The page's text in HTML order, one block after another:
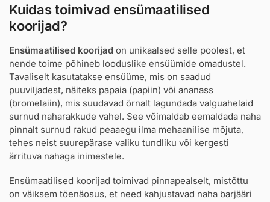
Kuidas toimivad ensümaatilised
koorijad?
Ensümaatilised koorijad on unikaalsed selle poolest, et
nende toime põhineb looduslike ensüümide omadustel.
Tavaliselt kasutatakse ensüüme, mis on saadud
puuviljadest, näiteks papaia (papiin) või ananass
(bromelaiin), mis suudavad õrnalt lagundada valguahelaid
surnud naharakkude vahel. See võimaldab eemaldada naha
pinnalt surnud rakud peaaegu ilma mehaanilise mõjuta,
tehes neist suurepärase valiku tundliku või kergesti
ärrituva nahaga inimestele.
Ensümaatilised koorijad toimivad pinnapealselt, mistõttu
on väiksem tõenäosus, et need kahjustavad naha barjääri